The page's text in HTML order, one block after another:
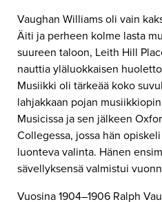
Vaughan Williams oli vain
Äiti ja perheen kolme lasta
suureen taloon, Leith Hill
nauttia yläluokkaisen
Musiikki oli tärkeää koko
lahjakkaan pojan
Musicissa ja sen jälkeen
Collegessa, jossa hän
luonteva valinta. Hänen
sävellyksensä valmistui
Vuosina 1904–1906 Ralph